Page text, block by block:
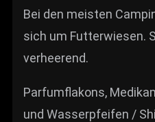
Bei den meisten
sich um Futterwiesen.
verheerend.
Parfumflakons,
und Wasserpfeifen /